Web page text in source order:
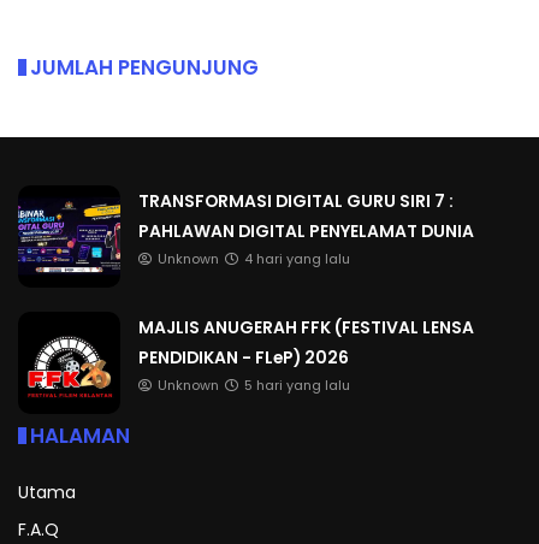
JUMLAH PENGUNJUNG
TRANSFORMASI DIGITAL GURU SIRI 7 :
PAHLAWAN DIGITAL PENYELAMAT DUNIA
Unknown 4 hari yang lalu
MAJLIS ANUGERAH FFK (FESTIVAL LENSA
PENDIDIKAN - FLeP) 2026
Unknown 5 hari yang lalu
HALAMAN
Utama
F.A.Q